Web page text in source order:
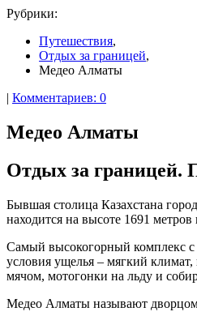
Рубрики:
Путешествия,
Отдых за границей,
Медео Алматы
| Комментариев: 0
Медео Алматы
Отдых за границей.
Бывшая столица Казахстана
находится на высоте 1691
Самый высокогорный комплекс с
условия ущелья – мягкий
мячом, мотогонки на льду и
Медео Алматы называют